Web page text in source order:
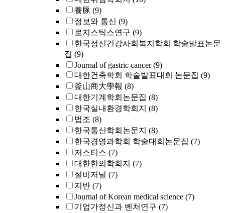
養豚 (9)
정보와 통신 (9)
로지스틱스연구 (9)
한국정신건강사회복지학회 학술발표논문
집 (9)
Journal of gastric cancer (9)
대한건축학회 학술발표대회 논문집 (9)
釜山商大學報 (8)
대한기계학회논문집 (8)
한국실내환경학회지 (8)
법조 (8)
한국통신학회논문지 (8)
한국경영과학회 학술대회논문집 (7)
저스티스 (7)
대한한의학회지 (7)
설비저널 (7)
지반 (7)
Journal of Korean medical science (7)
기업가정신과 벤처연구 (7)